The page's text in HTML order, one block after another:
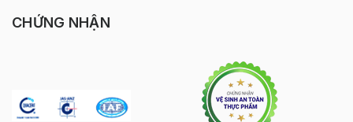
CHỨNG NHẬN